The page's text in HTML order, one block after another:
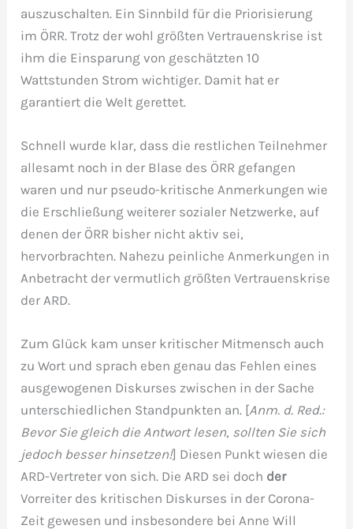
auszuschalten. Ein Sinnbild für die Priorisierung
im ÖRR. Trotz der wohl größten Vertrauenskrise ist
ihm die Einsparung von geschätzten 10
Wattstunden Strom wichtiger. Damit hat er
garantiert die Welt gerettet.
Schnell wurde klar, dass die restlichen Teilnehmer
allesamt noch in der Blase des ÖRR gefangen
waren und nur pseudo-kritische Anmerkungen wie
die Erschließung weiterer sozialer Netzwerke, auf
denen der ÖRR bisher nicht aktiv sei,
hervorbrachten. Nahezu peinliche Anmerkungen in
Anbetracht der vermutlich größten Vertrauenskrise
der ARD.
Zum Glück kam unser kritischer Mitmensch auch
zu Wort und sprach eben genau das Fehlen eines
ausgewogenen Diskurses zwischen in der Sache
unterschiedlichen Standpunkten an. [Anm. d. Red.:
Bevor Sie gleich die Antwort lesen, sollten Sie sich
jedoch besser hinsetzen!] Diesen Punkt wiesen die
ARD-Vertreter von sich. Die ARD sei doch der
Vorreiter des kritischen Diskurses in der Corona-
Zeit gewesen und insbesondere bei Anne Will